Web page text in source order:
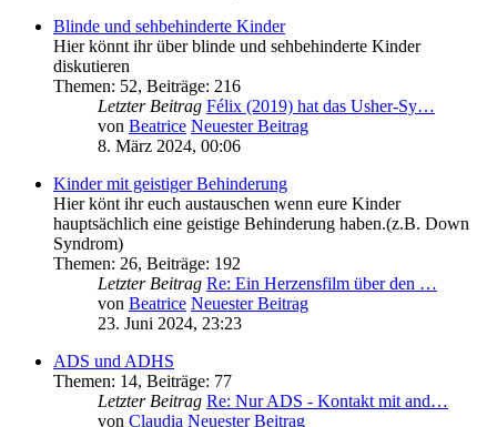
Blinde und sehbehinderte Kinder
Hier könnt ihr über blinde und sehbehinderte Kinder
diskutieren
Themen: 52, Beiträge: 216
Letzter Beitrag Félix (2019) hat das Usher-Sy…
von Beatrice Neuester Beitrag
8. März 2024, 00:06
Kinder mit geistiger Behinderung
Hier könt ihr euch austauschen wenn eure Kinder
hauptsächlich eine geistige Behinderung haben.(z.B. Down
Syndrom)
Themen: 26, Beiträge: 192
Letzter Beitrag Re: Ein Herzensfilm über den …
von Beatrice Neuester Beitrag
23. Juni 2024, 23:23
ADS und ADHS
Themen: 14, Beiträge: 77
Letzter Beitrag Re: Nur ADS - Kontakt mit and…
von Claudia Neuester Beitrag